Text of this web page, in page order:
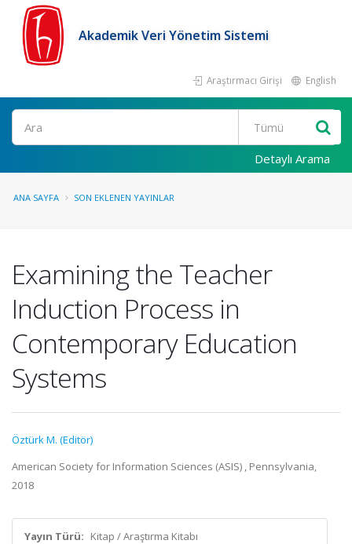
Akademik Veri Yönetim Sistemi
Araştırmacı Girişi English
Ara
Detaylı Arama
ANA SAYFA SON EKLENEN YAYINLAR
Examining the Teacher
Induction Process in
Contemporary Education
Systems
Öztürk M. (Editör)
American Society for Information Sciences (ASIS) , Pennsylvania,
2018
Yayın Türü: Kitap / Araştırma Kitabı